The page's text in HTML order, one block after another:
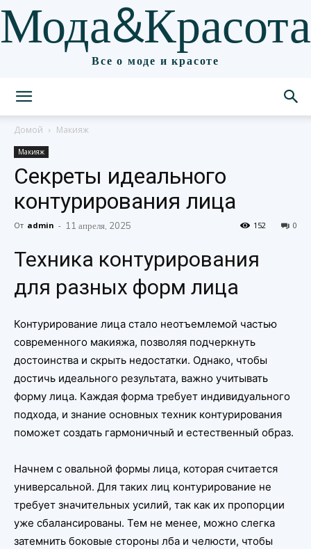
Мода&Красота
Все о моде и красоте
Домой Макияж
Макияж
Секреты идеального
контурирования лица
От admin - 11 апреля, 2025 0
152
Техника контурирования
для разных форм лица
Контурирование лица стало неотъемлемой частью
современного макияжа, позволяя подчеркнуть
достоинства и скрыть недостатки. Однако, чтобы
достичь идеального результата, важно учитывать
форму лица. Каждая форма требует индивидуального
подхода, и знание основных техник контурирования
поможет создать гармоничный и естественный образ.
Начнем с овальной формы лица, которая считается
универсальной. Для таких лиц контурирование не
требует значительных усилий, так как их пропорции
уже сбалансированы. Тем не менее, можно слегка
затемнить боковые стороны лба и челюсти, чтобы